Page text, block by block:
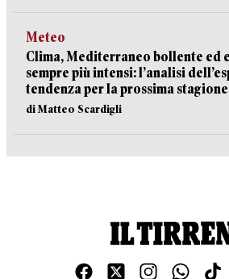
Meteo
Clima, Mediterraneo bollente ed
sempre più intensi: l’analisi
tendenza per la prossima stagione
di Matteo Scardigli